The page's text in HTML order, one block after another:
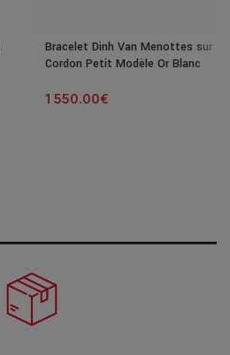
Bracelet Dinh Van Menottes sur
Cordon Petit Modèle Or Blanc
1 550.00€